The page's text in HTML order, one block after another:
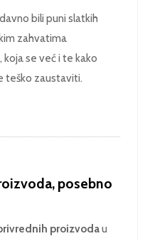
bili puni slatkih
zahvatima
koja se već i te kako
teško zaustaviti.
posebno
proizvodau